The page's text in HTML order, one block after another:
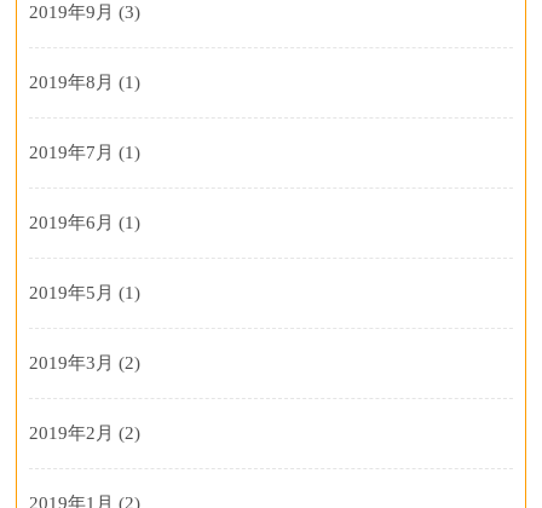
2019年9月 (3)
2019年8月 (1)
2019年7月 (1)
2019年6月 (1)
2019年5月 (1)
2019年3月 (2)
2019年2月 (2)
2019年1月 (2)